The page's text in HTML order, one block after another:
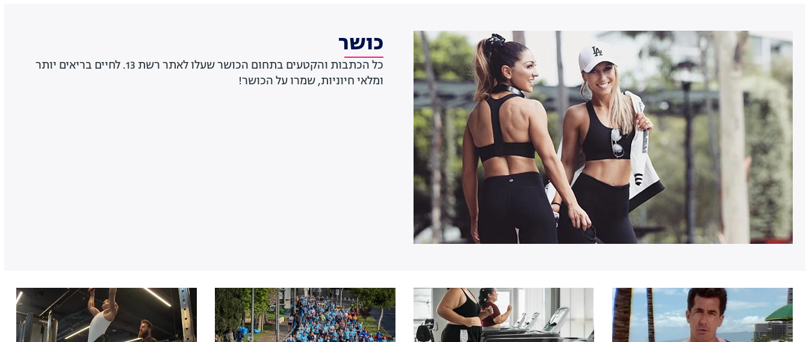
כושר
כל הכתבות והקטעים בתחום הכושר שעלו לאתר רשת 13. לחיים בריאים יותר
ומלאי חיוניות, שמרו על הכושר!